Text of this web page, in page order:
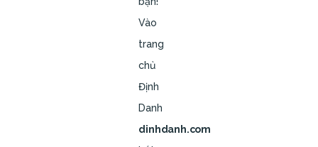
Vào
trang
chủ
Định
Danh
dinhdanh.com